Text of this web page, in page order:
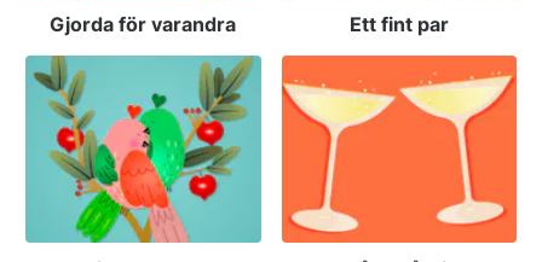
Gjorda för varandra Ett fint par